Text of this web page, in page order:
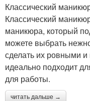
Классический
Классический
маникюра, который
можете выбрать
сделать их ровными
идеально подходит
для работы.
читать дальше →